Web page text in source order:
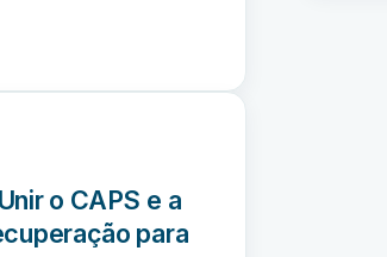
o CAPS e a
para